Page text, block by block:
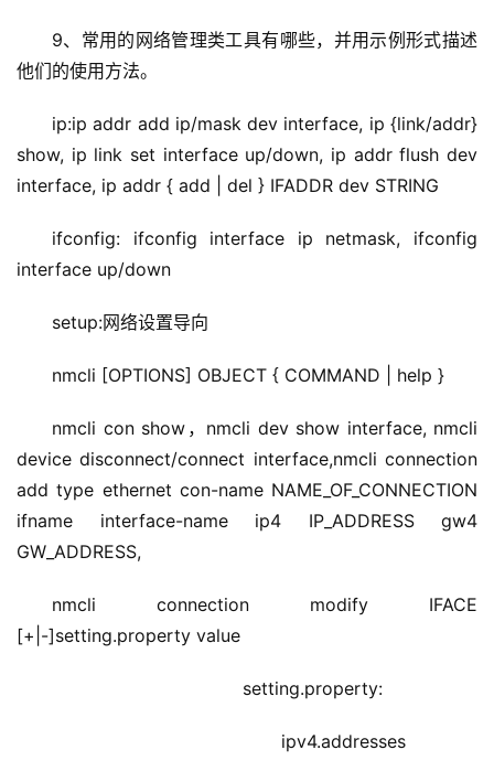
9、常用的网络管理类工具有哪些，并用示例形式描述
他们的使用方法。
ip:ip addr add ip/mask dev interface, ip {link/addr}
show, ip link set interface up/down, ip addr flush dev
interface, ip addr { add | del } IFADDR dev STRING
ifconfig: ifconfig interface ip netmask, ifconfig
interface up/down
setup:网络设置导向
nmcli [OPTIONS] OBJECT { COMMAND | help }
nmcli con show，nmcli dev show interface, nmcli
device disconnect/connect interface,nmcli connection
add type ethernet con-name NAME_OF_CONNECTION
ifname interface-name ip4 IP_ADDRESS gw4
GW_ADDRESS,
nmcli connection modify IFACE
[+|-]setting.property value
setting.property:
ipv4.addresses